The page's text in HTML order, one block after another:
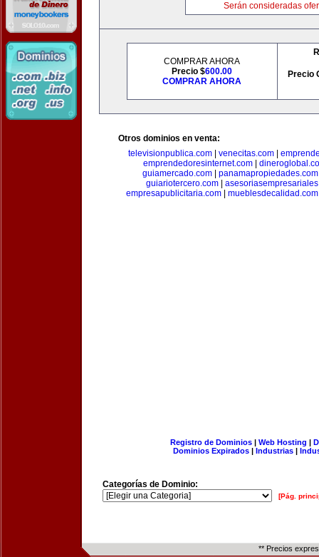
Serán consideradas
COMPRAR AHORA
Precio $600.00
COMPRAR AHORA
Precio
Otros dominios en venta:
televisionpublica.com
venecitas.com
emprendedoresinternet.com
guiamercado.com| panamapropiedades.com
guiariotercero.com|
empresapublicitaria.com| mueblesdecalidad.com
Registro de Dominios| Web Hosting |
Dominios Expirados | Industrias |
Categorías de Dominio:
[Pág.
** Precios